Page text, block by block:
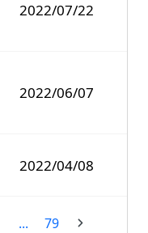
2022/07/22
2022/06/07
2022/04/08
... 79